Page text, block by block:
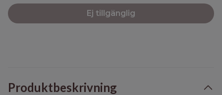
Ej tillgänglig
Produktbeskrivning